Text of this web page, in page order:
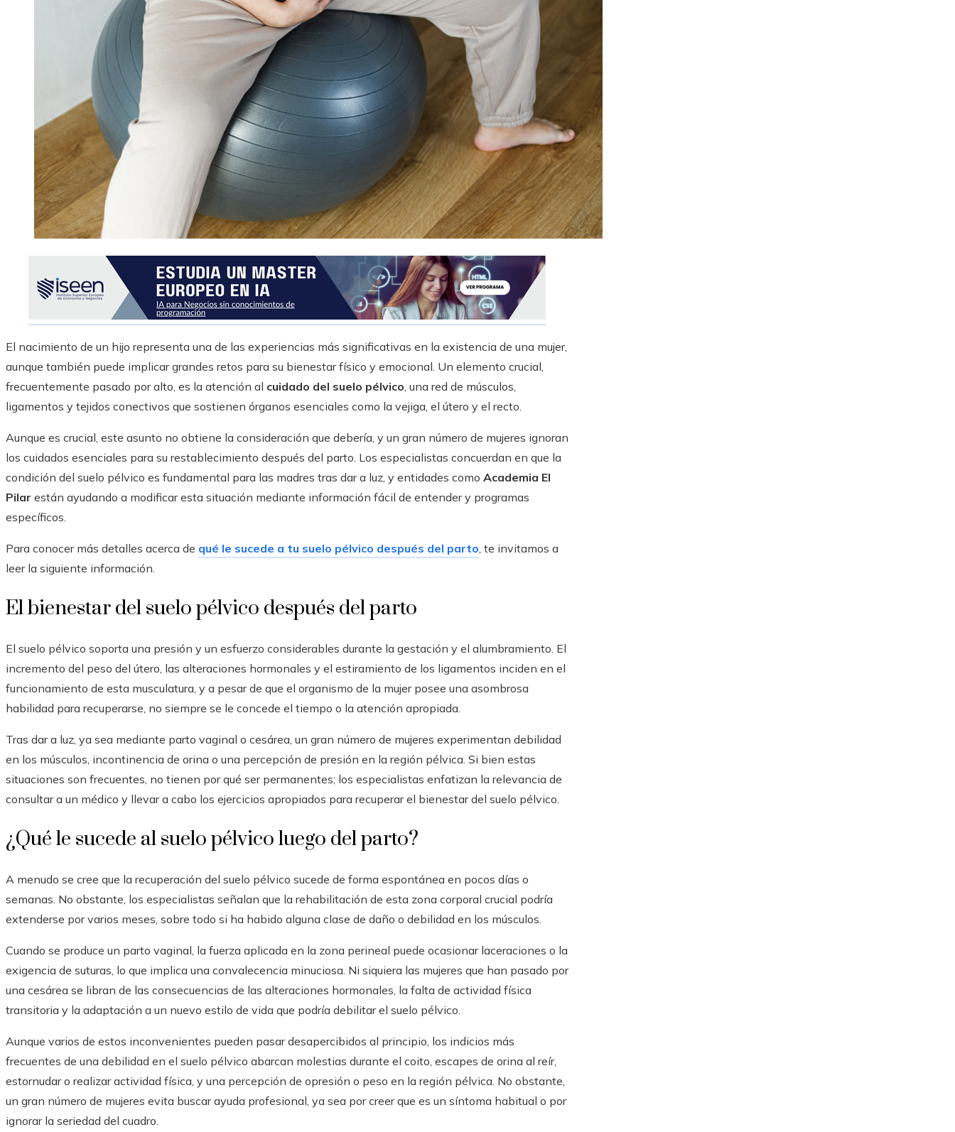
El nacimiento de un hijo representa una de las experiencias más significativas en la existencia de una mujer,
aunque también puede implicar grandes retos para su bienestar físico y emocional. Un elemento crucial,
frecuentemente pasado por alto, es la atención al cuidado del suelo pélvico, una red de músculos,
ligamentos y tejidos conectivos que sostienen órganos esenciales como la vejiga, el útero y el recto.
Aunque es crucial, este asunto no obtiene la consideración que debería, y un gran número de mujeres ignoran
los cuidados esenciales para su restablecimiento después del parto. Los especialistas concuerdan en que la
condición del suelo pélvico es fundamental para las madres tras dar a luz, y entidades como Academia El
Pilar están ayudando a modificar esta situación mediante información fácil de entender y programas
específicos.
Para conocer más detalles acerca de qué le sucede a tu suelo pélvico después del parto, te invitamos a
leer la siguiente información.
El bienestar del suelo pélvico después del parto
El suelo pélvico soporta una presión y un esfuerzo considerables durante la gestación y el alumbramiento. El
incremento del peso del útero, las alteraciones hormonales y el estiramiento de los ligamentos inciden en el
funcionamiento de esta musculatura, y a pesar de que el organismo de la mujer posee una asombrosa
habilidad para recuperarse, no siempre se le concede el tiempo o la atención apropiada.
Tras dar a luz, ya sea mediante parto vaginal o cesárea, un gran número de mujeres experimentan debilidad
en los músculos, incontinencia de orina o una percepción de presión en la región pélvica. Si bien estas
situaciones son frecuentes, no tienen por qué ser permanentes; los especialistas enfatizan la relevancia de
consultar a un médico y llevar a cabo los ejercicios apropiados para recuperar el bienestar del suelo pélvico.
¿Qué le sucede al suelo pélvico luego del parto?
A menudo se cree que la recuperación del suelo pélvico sucede de forma espontánea en pocos días o
semanas. No obstante, los especialistas señalan que la rehabilitación de esta zona corporal crucial podría
extenderse por varios meses, sobre todo si ha habido alguna clase de daño o debilidad en los músculos.
Cuando se produce un parto vaginal, la fuerza aplicada en la zona perineal puede ocasionar laceraciones o la
exigencia de suturas, lo que implica una convalecencia minuciosa. Ni siquiera las mujeres que han pasado por
una cesárea se libran de las consecuencias de las alteraciones hormonales, la falta de actividad física
transitoria y la adaptación a un nuevo estilo de vida que podría debilitar el suelo pélvico.
Aunque varios de estos inconvenientes pueden pasar desapercibidos al principio, los indicios más
frecuentes de una debilidad en el suelo pélvico abarcan molestias durante el coito, escapes de orina al reír,
estornudar o realizar actividad física, y una percepción de opresión o peso en la región pélvica. No obstante,
un gran número de mujeres evita buscar ayuda profesional, ya sea por creer que es un síntoma habitual o por
ignorar la seriedad del cuadro.